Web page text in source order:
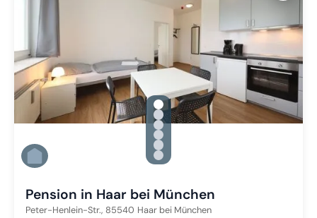
gallery.slide_selector
Zu Slide 1 wechseln
Zu Slide 2 wechseln
Zu Slide 3 wechseln
Zu Slide 4 wechseln
Zu Slide 5 wechseln
Zu Slide 6 wechseln
Pension in Haar bei München
Peter-Henlein-Str., 85540 Haar bei München